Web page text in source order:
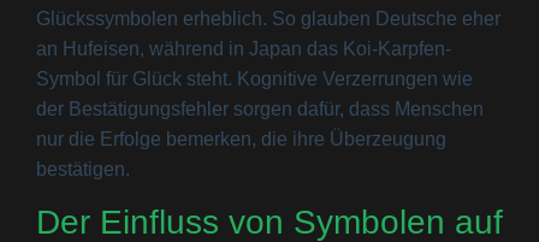
Glückssymbolen erheblich. So glauben Deutsche eher
an Hufeisen, während in Japan das Koi-Karpfen-
Symbol für Glück steht. Kognitive Verzerrungen wie
der Bestätigungsfehler sorgen dafür, dass Menschen
nur die Erfolge bemerken, die ihre Überzeugung
bestätigen.
Der Einfluss von Symbolen auf